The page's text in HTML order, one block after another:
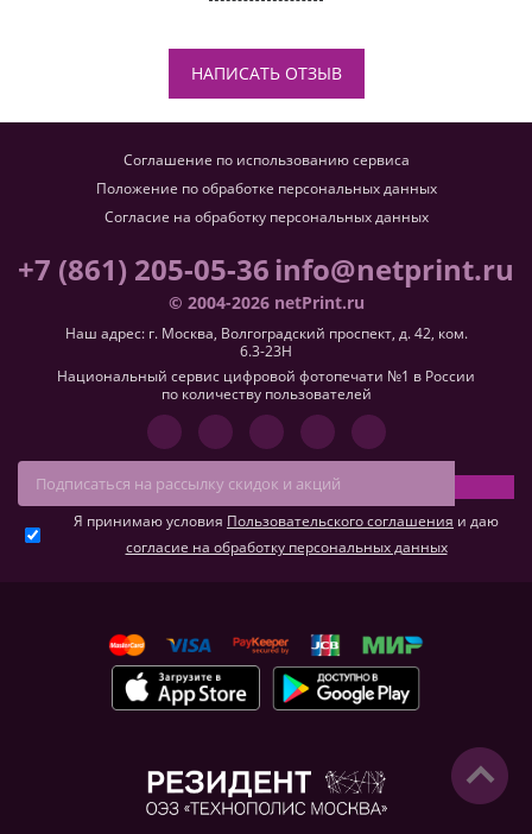
НАПИСАТЬ ОТЗЫВ
Соглашение по использованию сервиса
Положение по обработке персональных данных
Согласие на обработку персональных данных
+7 (861) 205-05-36info@netprint.ru
© 2004-2026 netPrint.ru
Наш адрес: г. Москва, Волгоградский проспект, д. 42, ком.
6.3-23H
Национальный сервис цифровой фотопечати №1 в России
по количеству пользователей
Я принимаю условия Пользовательского соглашения и даю
согласие на обработку персональных данных